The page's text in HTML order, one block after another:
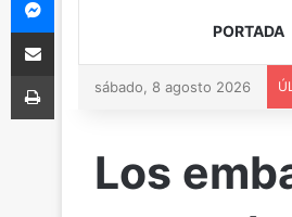
PORTADA
sábado, 8 agosto 2026
Los
Compartir via Email